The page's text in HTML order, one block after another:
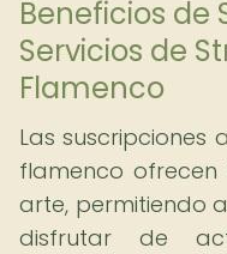
Beneficios de
Servicios de
Flamenco
Las suscripciones
flamenco
arte, permitiendo
disfrutar de